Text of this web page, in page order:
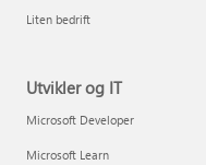
Liten bedrift
Utvikler og IT
Microsoft Developer
Microsoft Learn